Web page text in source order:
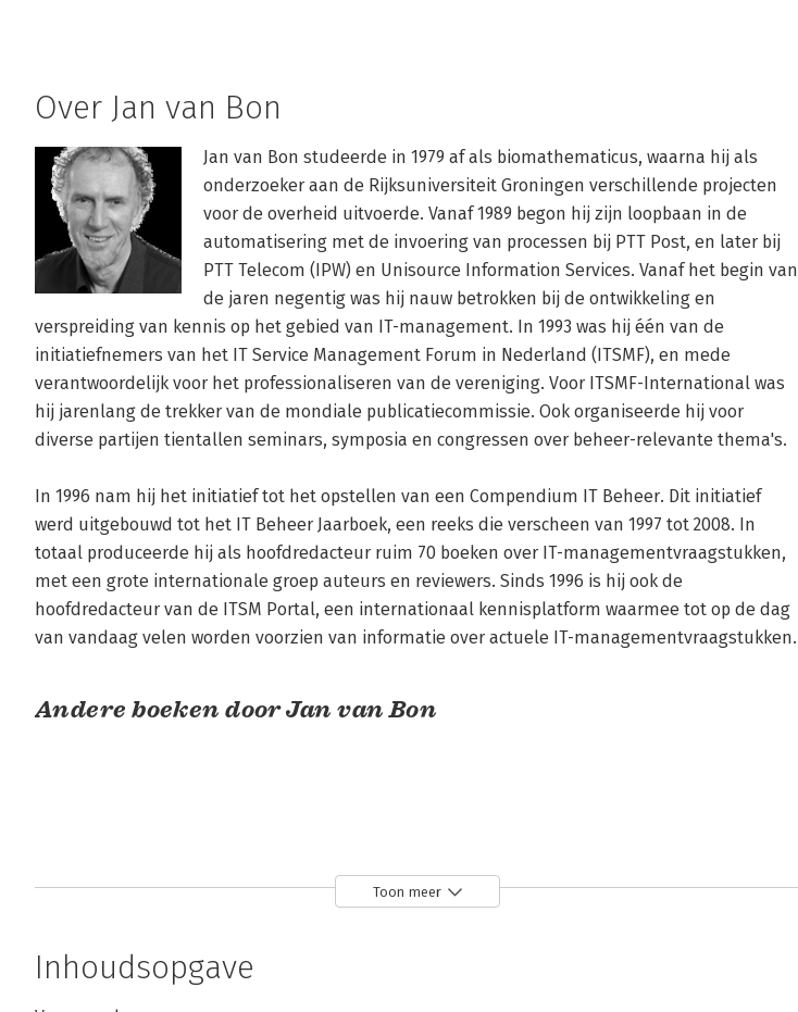
Over Jan van Bon
Jan van Bon studeerde in 1979 af als biomathematicus, waarna hij als
onderzoeker aan de Rijksuniversiteit Groningen verschillende projecten
voor de overheid uitvoerde. Vanaf 1989 begon hij zijn loopbaan in de
automatisering met de invoering van processen bij PTT Post, en later bij
PTT Telecom (IPW) en Unisource Information Services. Vanaf het begin van
de jaren negentig was hij nauw betrokken bij de ontwikkeling en
verspreiding van kennis op het gebied van IT-management. In 1993 was hij één van de
initiatiefnemers van het IT Service Management Forum in Nederland (ITSMF), en mede
verantwoordelijk voor het professionaliseren van de vereniging. Voor ITSMF-International was
hij jarenlang de trekker van de mondiale publicatiecommissie. Ook organiseerde hij voor
diverse partijen tientallen seminars, symposia en congressen over beheer-relevante thema's.
In 1996 nam hij het initiatief tot het opstellen van een Compendium IT Beheer. Dit initiatief
werd uitgebouwd tot het IT Beheer Jaarboek, een reeks die verscheen van 1997 tot 2008. In
totaal produceerde hij als hoofdredacteur ruim 70 boeken over IT-managementvraagstukken,
met een grote internationale groep auteurs en reviewers. Sinds 1996 is hij ook de
hoofdredacteur van de ITSM Portal, een internationaal kennisplatform waarmee tot op de dag
van vandaag velen worden voorzien van informatie over actuele IT-managementvraagstukken.
Andere boeken door Jan van Bon
Toon meer
Inhoudsopgave